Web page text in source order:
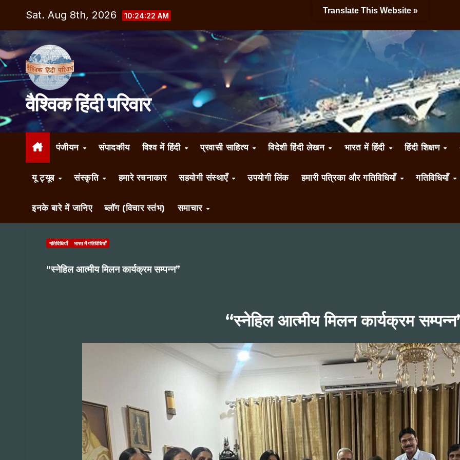
content
Sat. Aug 8th, 2026 10:24:24 AM
वैश्विक हिंदी परिवार
पंजीयन संपादकीय विश्व में हिंदी प्रवासी साहित्य विदेशी हिंदी लेखन भारत में हिंदी हिंदी शिक्षण
यू ट्यूब संस्कृति हमारे रचनाकार सहयोगी संस्थाएँ उपयोगी लिंक हमारी पत्रिका और गतिविधियाँ गतिविधियाँ
इनके बारे में जानिए ब्लॉग (विचार स्तंभ) समाचार
गतिविधियाँ भारत में गतिविधियाँ
“स्नेहिल आत्मीय मिलन कार्यक्रम सम्पन्न”
“स्नेहिल आत्मीय मिलन कार्यक्रम
Translate This Website »